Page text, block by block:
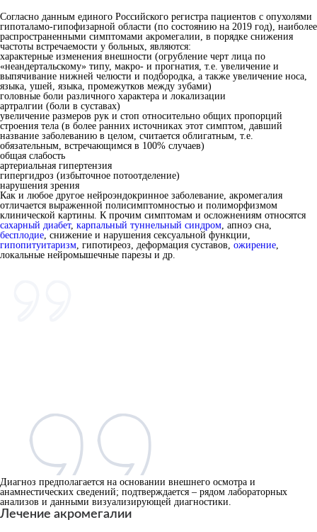
Согласно данным единого Российского регистра пациентов с опухолями
гипоталамо-гипофизарной области (по состоянию на 2019 год), наиболее
распространенными симптомами акромегалии, в порядке снижения
частоты встречаемости у больных, являются:
характерные изменения внешности (огрубление черт лица по
«неандертальскому» типу, макро- и прогнатия, т.е. увеличение и
выпячивание нижней челюсти и подбородка, а также увеличение носа,
языка, ушей, языка, промежутков между зубами)
головные боли различного характера и локализации
артралгии (боли в суставах)
увеличение размеров рук и стоп относительно общих пропорций
строения тела (в более ранних источниках этот симптом, давший
название заболеванию в целом, считается облигатным, т.е.
обязательным, встречающимся в 100% случаев)
общая слабость
артериальная гипертензия
гипергидроз (избыточное потоотделение)
нарушения зрения
Как и любое другое нейроэндокринное заболевание, акромегалия
отличается выраженной полисимптомностью и полиморфизмом
клинической картины. К прочим симптомам и осложнениям относятся
сахарный диабет, карпальный туннельный синдром, апноэ сна,
бесплодие, снижение и нарушения сексуальной функции,
гипопитуитаризм, гипотиреоз, деформация суставов, ожирение,
локальные нейромышечные парезы и др.
Диагноз предполагается на основании внешнего осмотра и
анамнестических сведений; подтверждается – рядом лабораторных
анализов и данными визуализирующей диагностики.
Лечение акромегалии